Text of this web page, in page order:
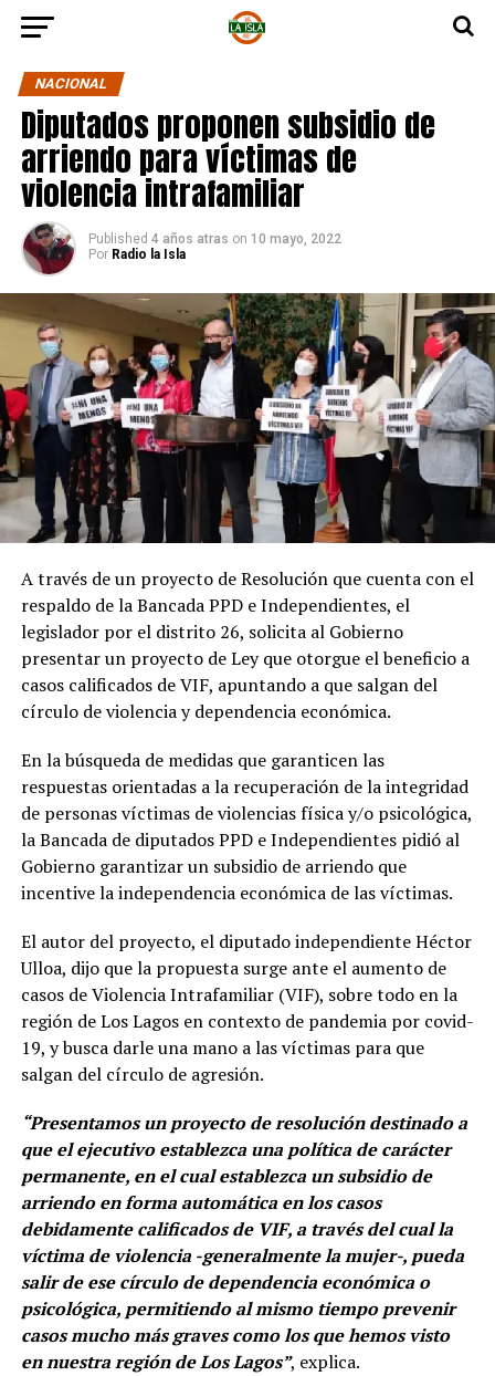
NACIONAL
Diputados proponen subsidio de
arriendo para víctimas de
violencia intrafamiliar
Published 4 años atras on 10 mayo, 2022
Por Radio la Isla
A través de un proyecto de Resolución que cuenta con el
respaldo de la Bancada PPD e Independientes, el
legislador por el distrito 26, solicita al Gobierno
presentar un proyecto de Ley que otorgue el beneficio a
casos calificados de VIF, apuntando a que salgan del
círculo de violencia y dependencia económica.
En la búsqueda de medidas que garanticen las
respuestas orientadas a la recuperación de la integridad
de personas víctimas de violencias física y/o psicológica,
la Bancada de diputados PPD e Independientes pidió al
Gobierno garantizar un subsidio de arriendo que
incentive la independencia económica de las víctimas.
El autor del proyecto, el diputado independiente Héctor
Ulloa, dijo que la propuesta surge ante el aumento de
casos de Violencia Intrafamiliar (VIF), sobre todo en la
región de Los Lagos en contexto de pandemia por covid-
19, y busca darle una mano a las víctimas para que
salgan del círculo de agresión.
“Presentamos un proyecto de resolución destinado a
que el ejecutivo establezca una política de carácter
permanente, en el cual establezca un subsidio de
arriendo en forma automática en los casos
debidamente calificados de VIF, a través del cual la
víctima de violencia -generalmente la mujer-, pueda
salir de ese círculo de dependencia económica o
psicológica, permitiendo al mismo tiempo prevenir
casos mucho más graves como los que hemos visto
en nuestra región de Los Lagos”, explica.